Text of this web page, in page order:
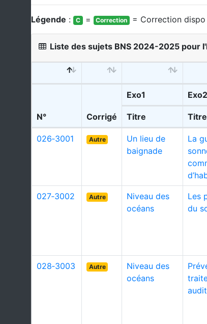
Légende : C = Correction = Correction dispo
Liste des sujets BNS 2024-2025 pour
N° Corrigé
Exo1
Titre Titre
026‑3001 Autre
Un lieu de
baignade
La
027‑3002 Autre
Niveau des
océans
Les
du
028‑3003 Autre
Niveau des
océans